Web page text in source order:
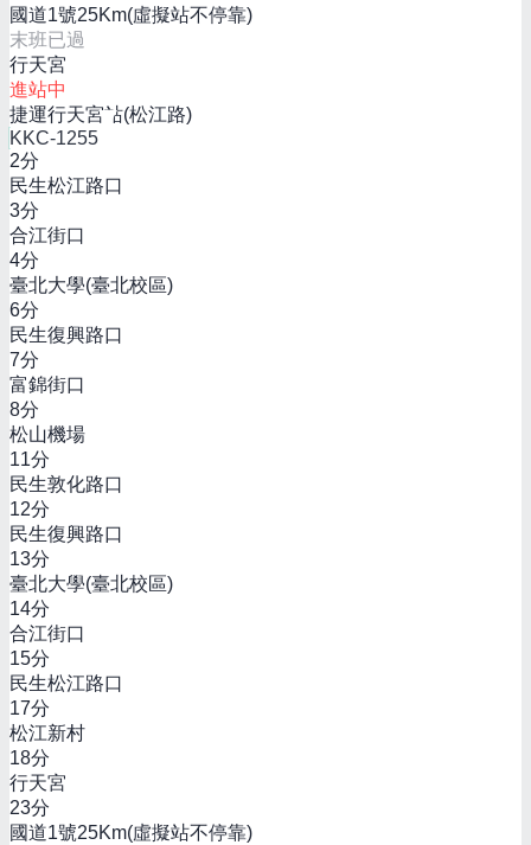
國道1號25Km(虛擬站不停靠)
末班已過
行天宮
進站中
捷運行天宮站(松江路)
KKC-1255
2分
民生松江路口
3分
合江街口
4分
臺北大學(臺北校區)
6分
民生復興路口
7分
富錦街口
8分
松山機場
11分
民生敦化路口
12分
民生復興路口
13分
臺北大學(臺北校區)
14分
合江街口
15分
民生松江路口
17分
松江新村
18分
行天宮
23分
國道1號25Km(虛擬站不停靠)